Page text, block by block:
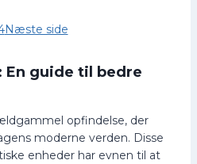
Næste side
En guide til bedre
opfindelse, der
moderne verden. Disse
enheder har evnen til at